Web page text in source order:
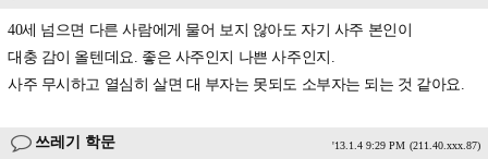
40세 넘으면 다른 사람에게 물어 보지 않아도 자기 사주 본인이
대충 감이 올텐데요. 좋은 사주인지 나쁜 사주인지.
사주 무시하고 열심히 살면 대 부자는 못되도 소부자는 되는 것 같아요.
쓰레기 학문 '13.1.4 9:29 PM (211.40.xxx.87)